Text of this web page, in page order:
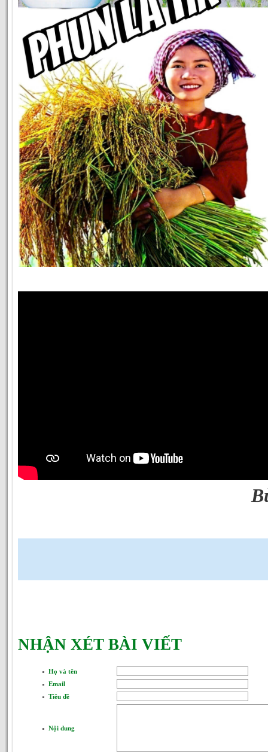
NHẬN XÉT BÀI VIẾT
Họ và tên
Email
Tiêu đề
Nội dung